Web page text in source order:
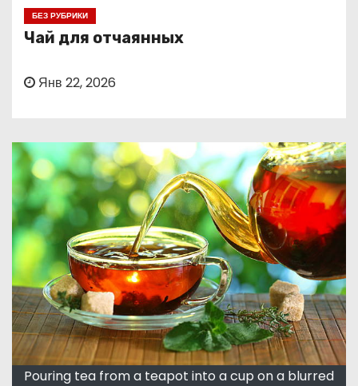
БЕЗ РУБРИКИ
Чай для отчаянных
Янв 22, 2026
Pouring tea from a teapot into a cup on a blurred